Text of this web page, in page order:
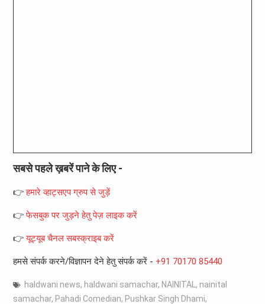
सबसे पहले ख़बरें पाने के लिए -
👉हमारे व्हाट्सएप ग्रुप से जुड़ें
👉फेसबुक पर जुड़ने हेतु पेज़ लाइक करें
👉यूट्यूब चैनल सबस्क्राइब करें
हमसे संपर्क करने/विज्ञापन देने हेतु संपर्क करें - +91 70170 85440
haldwani news, haldwani samachar, NAINITAL , nainital
samachar, Pahadi Comedian, Pushkar Singh Dhami,